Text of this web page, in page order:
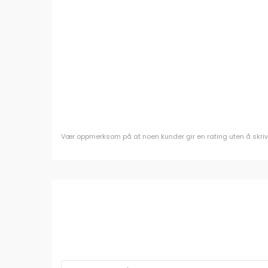
Vær oppmerksom på at noen kunder gir en rating uten å